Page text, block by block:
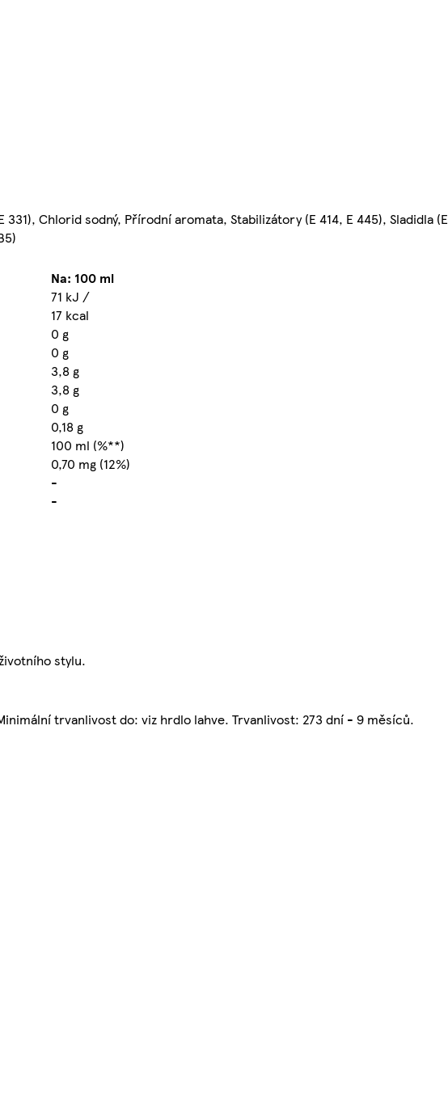
Chlorid sodný, Přírodní aromata, Stabilizátory (E 414, E 445), Sladidla (E
Na: 100 ml
71 kJ /
17 kcal
0 g
0 g
3,8 g
3,8 g
0 g
0,18 g
100 ml (%**)
0,70 mg (12%)
-
-
stylu.
trvanlivost do: viz hrdlo lahve. Trvanlivost: 273 dní - 9 měsíců.